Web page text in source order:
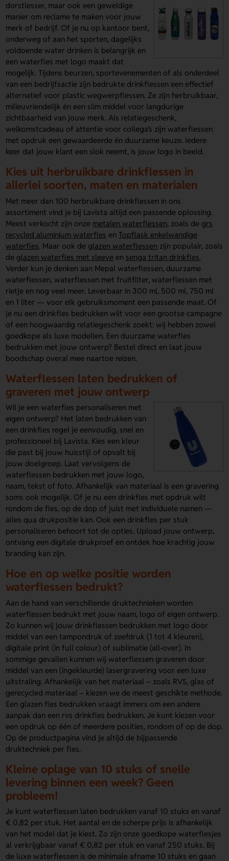
dorstlesser, maar ook een geweldige
manier om reclame te maken voor jouw
merk of bedrijf. Of je nu op kantoor bent,
onderweg of aan het sporten, dagelijks
voldoende water drinken is belangrijk en
een waterfles met logo maakt dat
mogelijk. Tijdens beurzen, sportevenementen of als onderdeel
van een bedrijfsactie zijn bedrukte drinkflessen een effectief
alternatief voor plastic wegwerpflessen. Ze zijn herbruikbaar,
milieuvriendelijk én een slim middel voor langdurige
zichtbaarheid van jouw merk. Als relatiegeschenk,
welkomstcadeau of attentie voor collega’s zijn waterflessen
met opdruk een gewaardeerde én duurzame keuze. Iedere
keer dat jouw klant een slok neemt, is jouw logo in beeld.
Kies uit herbruikbare drinkflessen in
allerlei soorten, maten en materialen
Met meer dan 100 herbruikbare drinkflessen in ons
assortiment vind je bij Lavista altijd een passende oplossing.
Meest verkocht zijn onze metalen waterflessen, zoals de grs
recycled aluminium waterfles en Topflask enkelwandige
waterfles. Maar ook de glazen waterflessen zijn populair, zoals
de glazen waterfles met sleeve en senga tritan drinkfles.
Verder kun je denken aan Mepal waterflessen, duurzame
waterflessen, waterflessen met fruitfilter, waterflessen met
rietje en nog veel meer. Leverbaar in 300 ml, 500 ml, 750 ml
en 1 liter — voor elk gebruiksmoment een passende maat. Of
je nu een drinkfles bedrukken wilt voor een grootse campagne
of een hoogwaardig relatiegeschenk zoekt: wij hebben zowel
goedkope als luxe modellen. Een duurzame waterfles
bedrukken met jouw ontwerp? Bestel direct en laat jouw
boodschap overal mee naartoe reizen.
Waterflessen laten bedrukken of
graveren met jouw ontwerp
Wil je een waterfles personaliseren met
eigen ontwerp? Het laten bedrukken van
een drinkfles regel je eenvoudig, snel en
professioneel bij Lavista. Kies een kleur
die past bij jouw huisstijl of opvalt bij
jouw doelgroep. Laat vervolgens de
waterflessen bedrukken met jouw logo,
naam, tekst of foto. Afhankelijk van materiaal is een gravering
soms ook mogelijk. Of je nu een drinkfles met opdruk wilt
rondom de fles, op de dop of juist met individuele namen —
alles qua drukpositie kan. Ook een drinkfles per stuk
personaliseren behoort tot de opties. Upload jouw ontwerp,
ontvang een digitale drukproef en ontdek hoe krachtig jouw
branding kan zijn.
Hoe en op welke positie worden
waterflessen bedrukt?
Aan de hand van verschillende druktechnieken worden
waterflessen bedrukt met jouw naam, logo of eigen ontwerp.
Zo kunnen wij jouw drinkflessen bedrukken met logo door
middel van een tampondruk of zeefdruk (1 tot 4 kleuren),
digitale print (in full colour) of sublimatie (all-over). In
sommige gevallen kunnen wij waterflessen graveren door
middel van een (ingekleurde) lasergravering voor een luxe
uitstraling. Afhankelijk van het materiaal – zoals RVS, glas of
gerecycled materiaal – kiezen we de meest geschikte methode.
Een glazen fles bedrukken vraagt immers om een andere
aanpak dan een rvs drinkfles bedrukken. Je kunt kiezen voor
een opdruk op één of meerdere posities, rondom of op de dop.
Op de productpagina vind je altijd de bijpassende
druktechniek per fles.
Kleine oplage van 10 stuks of snelle
levering binnen een week? Geen
probleem!
Je kunt waterflessen laten bedrukken vanaf 10 stuks en vanaf
€ 0,82 per stuk. Het aantal en de scherpe prijs is afhankelijk
van het model dat je kiest. Zo zijn onze goedkope waterflesjes
al verkrijgbaar vanaf € 0,82 per stuk en vanaf 250 stuks. Bij
de luxe waterflessen is de minimale afname 10 stuks en gaan